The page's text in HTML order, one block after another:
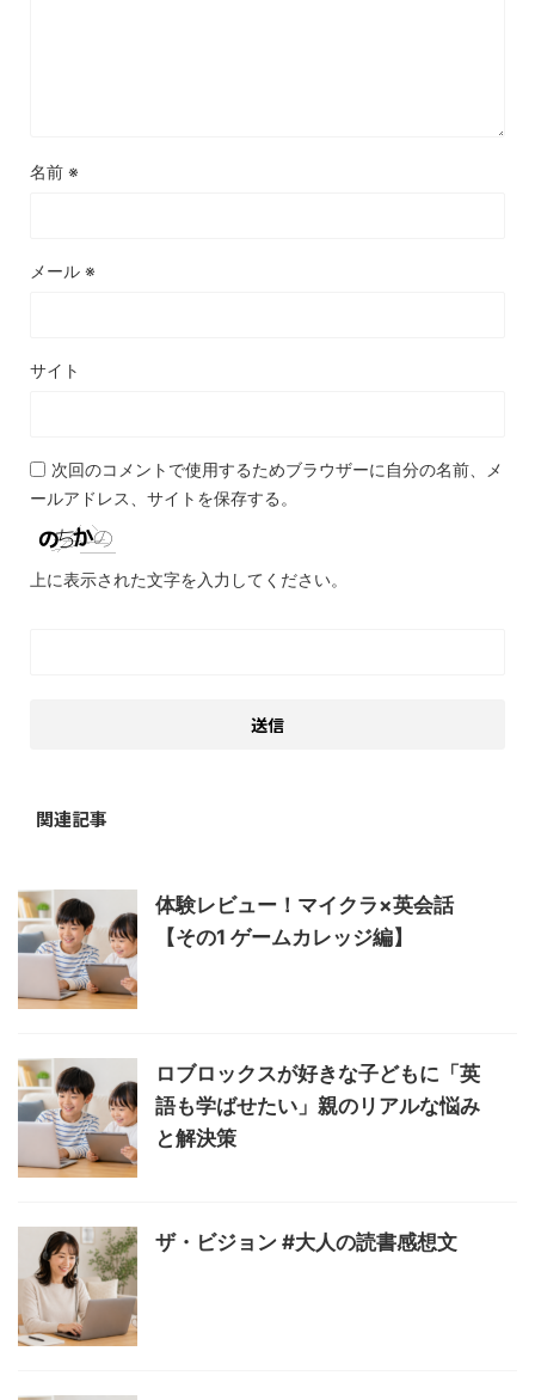
名前 ※
メール ※
サイト
次回のコメントで使用するためブラウザーに自分の名前、メ
ールアドレス、サイトを保存する。
上に表示された文字を入力してください。
関連記事
体験レビュー！マイクラ×英会話
【その1 ゲームカレッジ編】
ロブロックスが好きな子どもに「英
語も学ばせたい」親のリアルな悩み
と解決策
ザ・ビジョン #大人の読書感想文